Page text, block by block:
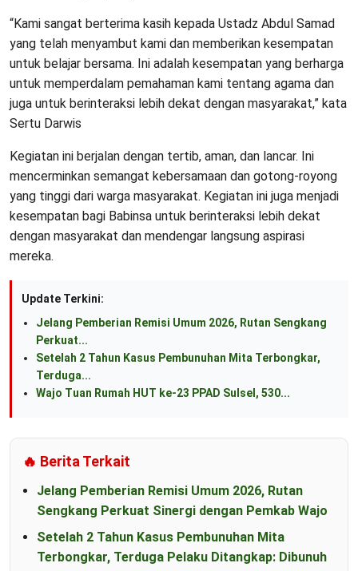
“Kami sangat berterima kasih kepada Ustadz Abdul Samad
yang telah menyambut kami dan memberikan kesempatan
untuk belajar bersama. Ini adalah kesempatan yang berharga
untuk memperdalam pemahaman kami tentang agama dan
juga untuk berinteraksi lebih dekat dengan masyarakat,” kata
Sertu Darwis
Kegiatan ini berjalan dengan tertib, aman, dan lancar. Ini
mencerminkan semangat kebersamaan dan gotong-royong
yang tinggi dari warga masyarakat. Kegiatan ini juga menjadi
kesempatan bagi Babinsa untuk berinteraksi lebih dekat
dengan masyarakat dan mendengar langsung aspirasi
mereka.
Update Terkini:
Jelang Pemberian Remisi Umum 2026, Rutan Sengkang
Perkuat...
Setelah 2 Tahun Kasus Pembunuhan Mita Terbongkar,
Terduga...
Wajo Tuan Rumah HUT ke-23 PPAD Sulsel, 530...
🔥 Berita Terkait
Jelang Pemberian Remisi Umum 2026, Rutan
Sengkang Perkuat Sinergi dengan Pemkab Wajo
Setelah 2 Tahun Kasus Pembunuhan Mita
Terbongkar, Terduga Pelaku Ditangkap: Dibunuh